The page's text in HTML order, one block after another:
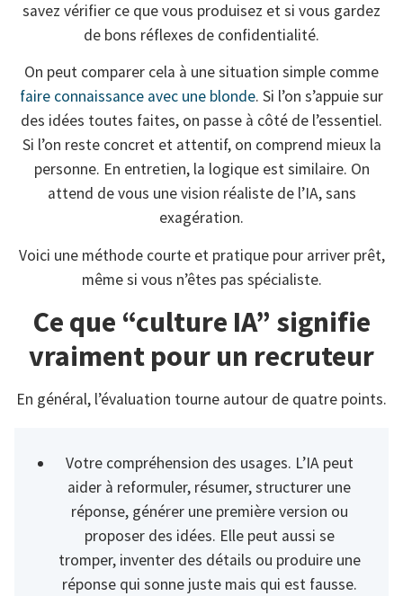
savez vérifier ce que vous produisez et si vous gardez
de bons réflexes de confidentialité.
On peut comparer cela à une situation simple comme
faire connaissance avec une blonde. Si l’on s’appuie sur
des idées toutes faites, on passe à côté de l’essentiel.
Si l’on reste concret et attentif, on comprend mieux la
personne. En entretien, la logique est similaire. On
attend de vous une vision réaliste de l’IA, sans
exagération.
Voici une méthode courte et pratique pour arriver prêt,
même si vous n’êtes pas spécialiste.
Ce que “culture IA” signifie
vraiment pour un recruteur
En général, l’évaluation tourne autour de quatre points.
Votre compréhension des usages. L’IA peut
aider à reformuler, résumer, structurer une
réponse, générer une première version ou
proposer des idées. Elle peut aussi se
tromper, inventer des détails ou produire une
réponse qui sonne juste mais qui est fausse.